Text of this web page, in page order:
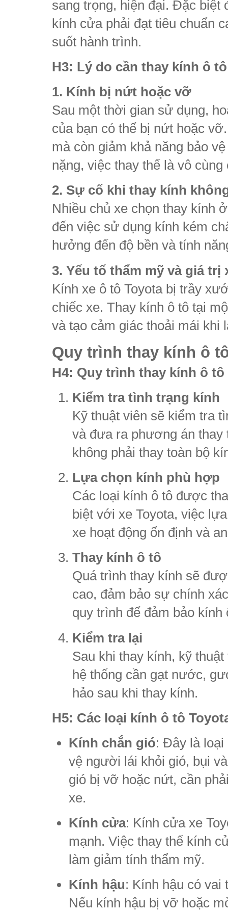
sang trọng, hiện đại. Đặc biệt
kính cửa phải đạt tiêu chuẩn
suốt hành trình.
H3: Lý do cần thay kính ô
1. Kính bị nứt hoặc vỡ
Sau một thời gian sử dụng,
của bạn có thể bị nứt hoặc
mà còn giảm khả năng bảo
nặng, việc thay thế là vô cùng
2. Sự cố khi thay kính
Nhiều chủ xe chọn thay kính
đến việc sử dụng kính kém
hưởng đến độ bền và tính
3. Yếu tố thẩm mỹ và giá trị
Kính xe ô tô Toyota bị trầy
chiếc xe. Thay kính ô tô tại
và tạo cảm giác thoải mái khi
Quy trình thay kính ô
H4: Quy trình thay kính ô
Kiểm tra tình trạng kính
Kỹ thuật viên sẽ kiểm tra
và đưa ra phương án thay
không phải thay toàn bộ
Lựa chọn kính phù hợp
Các loại kính ô tô được
biệt với xe Toyota, việc
xe hoạt động ổn định và
Thay kính ô tô
Quá trình thay kính sẽ
cao, đảm bảo sự chính
quy trình để đảm bảo
Kiểm tra lại
Sau khi thay kính, kỹ
hệ thống cần gạt nước,
hảo sau khi thay kính.
H5: Các loại kính ô tô
Kính chắn gió: Đây là loại
vệ người lái khỏi gió, bụi
gió bị vỡ hoặc nứt, cần
xe.
Kính cửa: Kính cửa xe
mạnh. Việc thay thế kính
làm giảm tính thẩm mỹ.
Kính hậu: Kính hậu có vai
Nếu kính hậu bị vỡ hoặc